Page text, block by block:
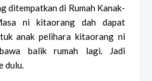
ditempatkan di Rumah Kanak-
ni kitaorang dah dapat
anak pelihara kitaorang ni
balik rumah lagi.
Jadi
dulu.